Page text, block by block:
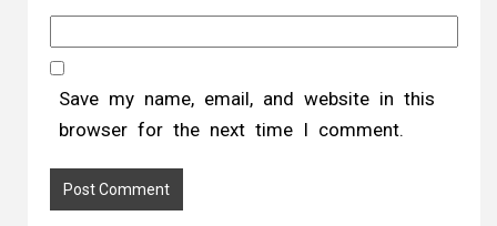
Save my name, email, and website in this
browser for the next time I comment.